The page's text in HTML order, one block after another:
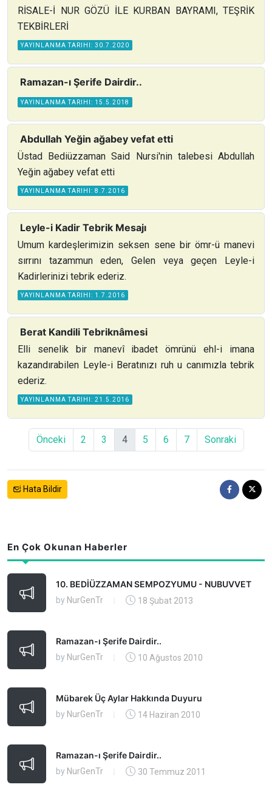
RİSALE-İ NUR GÖZÜ İLE KURBAN BAYRAMI, TEŞRİK
TEKBİRLERİ
YAYINLANMA TARIHI: 30.7.2020
Ramazan-ı Şerife Dairdir..
YAYINLANMA TARIHI: 15.5.2018
Abdullah Yeğin ağabey vefat etti
Üstad Bediüzzaman Said Nursi'nin talebesi Abdullah
Yeğin ağabey vefat etti
YAYINLANMA TARIHI: 8.7.2016
Leyle-i Kadir Tebrik Mesajı
Umum kardeşlerimizin seksen sene bir ömr-ü manevi
sırrını tazammun eden, Gelen veya geçen Leyle-i
Kadirlerinizi tebrik ederiz.
YAYINLANMA TARIHI: 1.7.2016
Berat Kandili Tebriknâmesi
Elli senelik bir manevî ibadet ömrünü ehl-i imana
kazandırabilen Leyle-i Beratınızı ruh u canımızla tebrik
ederiz.
YAYINLANMA TARIHI: 21.5.2016
Önceki 2 3 4 5 6 7 Sonraki
Hata Bildir
En Çok Okunan Haberler
10. BEDİÜZZAMAN SEMPOZYUMU - NUBUVVET
by NurGenTr 18 Şubat 2013
Ramazan-ı Şerife Dairdir..
by NurGenTr 10 Ağustos 2010
Mübarek Üç Aylar Hakkında Duyuru
by NurGenTr 14 Haziran 2010
Ramazan-ı Şerife Dairdir..
by NurGenTr 30 Temmuz 2011